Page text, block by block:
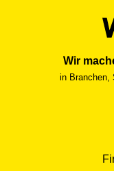
Wir
in Branchen,